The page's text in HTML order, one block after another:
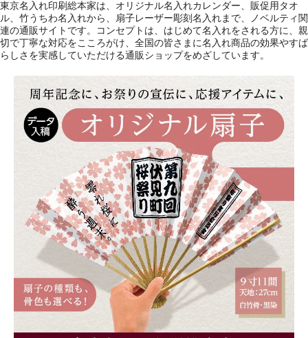
東京名入れ印刷総本家は、オリジナル名入れカレンダー、販促用タオ
ル、竹うちわ名入れから、扇子レーザー彫刻名入れまで、ノベルティ関
連の通販サイトです。コンセプトは、はじめて名入れをされる方に、親
切で丁寧な対応をこころがけ、全国の皆さまに名入れ商品の効果やすば
らしさを実感していただける通販ショップをめざしています。